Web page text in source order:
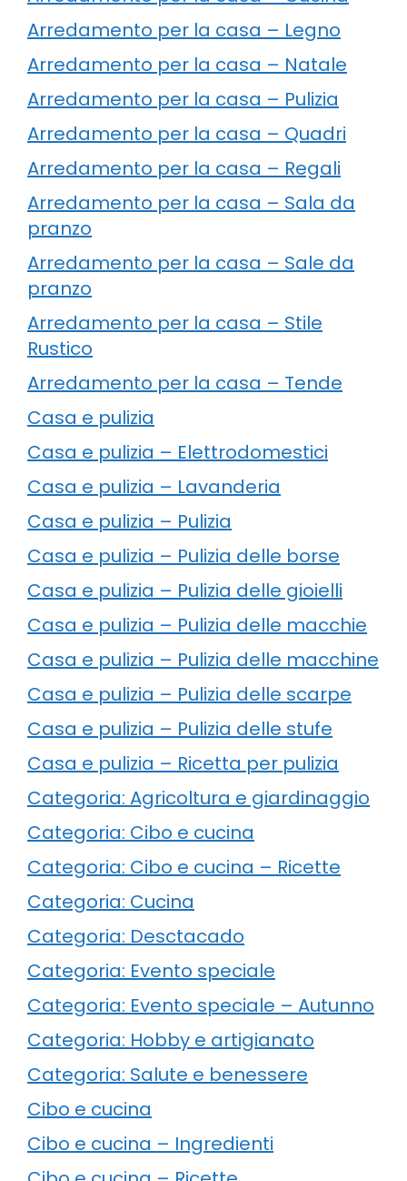
Arredamento per la casa – Legno
Arredamento per la casa – Natale
Arredamento per la casa – Pulizia
Arredamento per la casa – Quadri
Arredamento per la casa – Regali
Arredamento per la casa – Sala da
pranzo
Arredamento per la casa – Sale da
pranzo
Arredamento per la casa – Stile
Rustico
Arredamento per la casa – Tende
Casa e pulizia
Casa e pulizia – Elettrodomestici
Casa e pulizia – Lavanderia
Casa e pulizia – Pulizia
Casa e pulizia – Pulizia delle borse
Casa e pulizia – Pulizia delle gioielli
Casa e pulizia – Pulizia delle macchie
Casa e pulizia – Pulizia delle macchine
Casa e pulizia – Pulizia delle scarpe
Casa e pulizia – Pulizia delle stufe
Casa e pulizia – Ricetta per pulizia
Categoria: Agricoltura e giardinaggio
Categoria: Cibo e cucina
Categoria: Cibo e cucina – Ricette
Categoria: Cucina
Categoria: Desctacado
Categoria: Evento speciale
Categoria: Evento speciale – Autunno
Categoria: Hobby e artigianato
Categoria: Salute e benessere
Cibo e cucina
Cibo e cucina – Ingredienti